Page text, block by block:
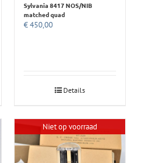
Sylvania 8417 NOS/NIB
matched quad
€450,00
Details
Niet op voorraad